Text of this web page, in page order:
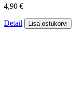
4,90 €
Detail Lisa ostukorvi